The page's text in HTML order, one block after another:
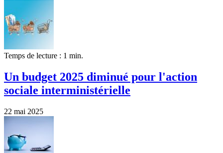
Temps de lecture : 1 min.
Un budget 2025 diminué pour l'action
sociale interministérielle
22 mai 2025